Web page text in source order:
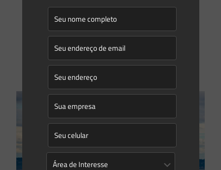
Como a minha construção pode afetar o meio ambiente?
O setor de construção é um dos maiores da economia
mundial, com cerca de $10 trilhões de dólares gastos em
bens e serviços todos os anos.¹[…]